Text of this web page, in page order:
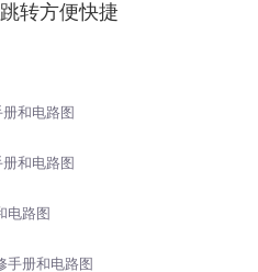
转方便快捷
和电路图
和电路图
电路图
手册和电路图